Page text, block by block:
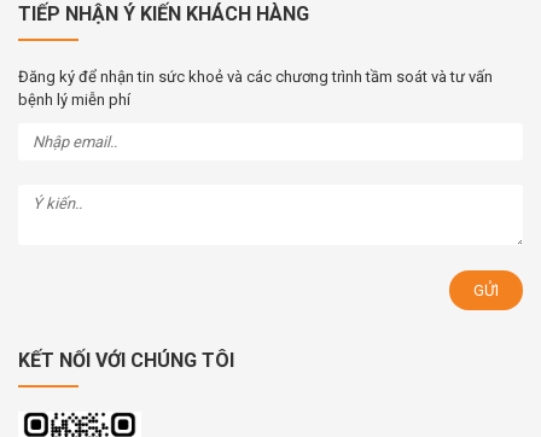
TIẾP NHẬN Ý KIẾN KHÁCH HÀNG
Đăng ký để nhận tin sức khoẻ và các chương trình tầm soát và tư vấn
bệnh lý miễn phí
KẾT NỐI VỚI CHÚNG TÔI